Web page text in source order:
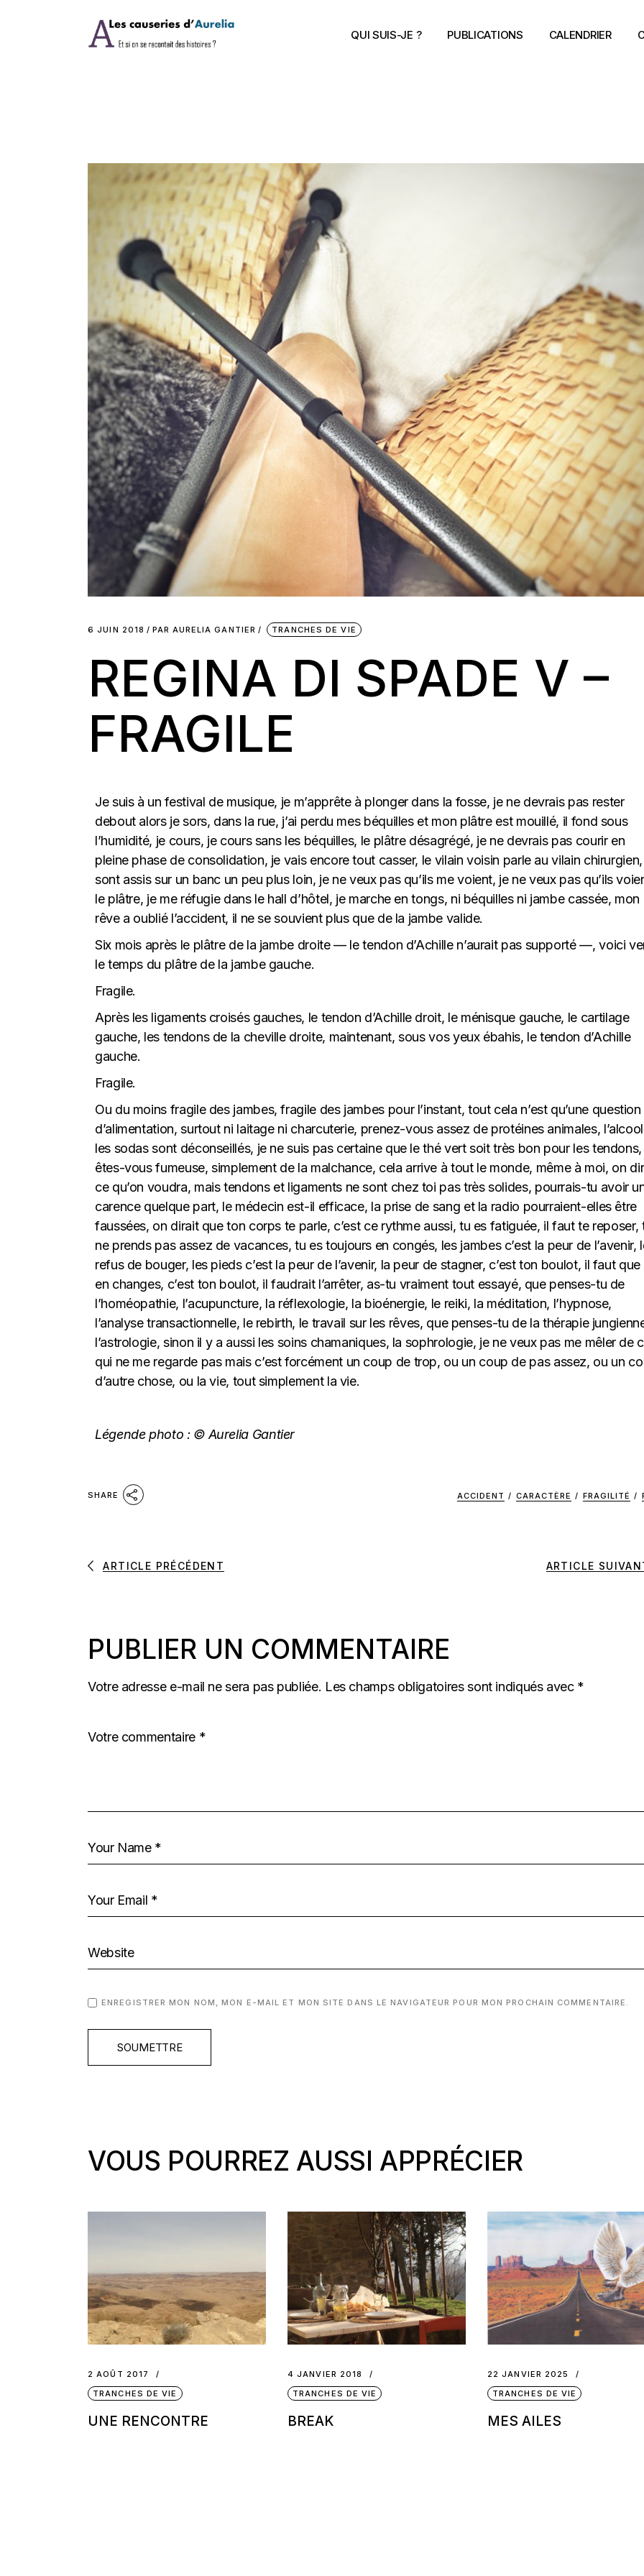
QUI SUIS-JE ? PUBLICATIONS CALENDRIER
6 JUIN 2018 PAR AURELIA GANTIER TRANCHES DE VIE
REGINA DI SPADE V –
FRAGILE
Je suis à un festival de musique, je m’apprête à plonger dans la fosse, je ne devrais pas rester
debout alors je sors, dans la rue, j’ai perdu mes béquilles et mon plâtre est mouillé, il fond sous
l’humidité, je cours, je cours sans les béquilles, le plâtre désagrégé, je ne devrais pas courir en
pleine phase de consolidation, je vais encore tout casser, le vilain voisin parle au vilain
sont assis sur un banc un peu plus loin, je ne veux pas qu’ils me voient, je ne veux pas qu’ils
le plâtre, je me réfugie dans le hall d’hôtel, je marche en tongs, ni béquilles ni jambe cassée, mon
rêve a oublié l’accident, il ne se souvient plus que de la jambe valide.
Six mois après le plâtre de la jambe droite — le tendon d’Achille n’aurait pas supporté —, voici
le temps du plâtre de la jambe gauche.
Fragile.
Après les ligaments croisés gauches, le tendon d’Achille droit, le ménisque gauche, le cartilage
gauche, les tendons de la cheville droite, maintenant, sous vos yeux ébahis, le tendon d’Achille
gauche.
Fragile.
Ou du moins fragile des jambes, fragile des jambes pour l’instant, tout cela n’est qu’une question
d’alimentation, surtout ni laitage ni charcuterie, prenez-vous assez de protéines animales,
les sodas sont déconseillés, je ne suis pas certaine que le thé vert soit très bon pour les tendons,
êtes-vous fumeuse, simplement de la malchance, cela arrive à tout le monde, même à moi, on
ce qu’on voudra, mais tendons et ligaments ne sont chez toi pas très solides, pourrais-tu avoir
carence quelque part, le médecin est-il efficace, la prise de sang et la radio pourraient-elles être
faussées, on dirait que ton corps te parle, c’est ce rythme aussi, tu es fatiguée, il faut te reposer,
ne prends pas assez de vacances, tu es toujours en congés, les jambes c’est la peur de l’avenir,
refus de bouger, les pieds c’est la peur de l’avenir, la peur de stagner, c’est ton boulot, il faut que
en changes, c’est ton boulot, il faudrait l’arrêter, as-tu vraiment tout essayé, que penses-tu de
l’homéopathie, l’acupuncture, la réflexologie, la bioénergie, le reiki, la méditation, l’hypnose,
l’analyse transactionnelle, le rebirth, le travail sur les rêves, que penses-tu de la thérapie
l’astrologie, sinon il y a aussi les soins chamaniques, la sophrologie, je ne veux pas me mêler de
qui ne me regarde pas mais c’est forcément un coup de trop, ou un coup de pas assez, ou un
d’autre chose, ou la vie, tout simplement la vie.
Légende photo : © Aurelia Gantier
SHARE ACCIDENT / CARACTÈRE / FRAGILITÉ /
ARTICLE PRÉCÉDENT ARTICLE
PUBLIER UN COMMENTAIRE
Votre adresse e-mail ne sera pas publiée. Les champs obligatoires sont indiqués avec *
ENREGISTRER MON NOM, MON E-MAIL ET MON SITE DANS LE NAVIGATEUR POUR MON PROCHAIN COMMENTAIRE.
SOUMETTRE
VOUS POURREZ AUSSI APPRÉCIER
2 AOÛT 2017
TRANCHES DE VIE
UNE RENCONTRE
4 JANVIER 2018
TRANCHES DE VIE
BREAK
22 JANVIER 2025
TRANCHES DE VIE
MES AILES